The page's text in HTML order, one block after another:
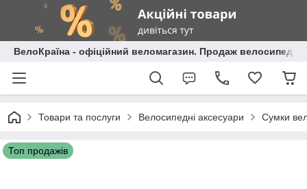
ВелоКраїна - офіційний веломагазин. Продаж велосипедів
Товари та послуги Велосипедні аксесуари Сумки
Топ продажів